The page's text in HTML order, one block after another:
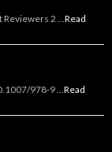
Reviewers 2 …Read
978-9 …Read